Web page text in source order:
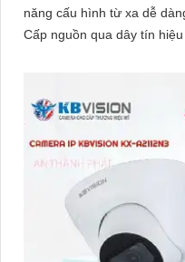
năng cấu hình từ xa dễ
Cấp nguồn qua dây tín